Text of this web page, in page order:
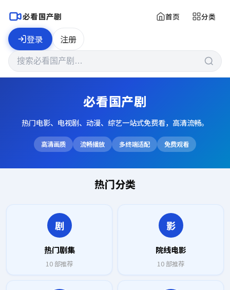
必看国产剧 首页 分类
登录 注册
必看国产剧
热门电影、电视剧、动漫、综艺一站式免费看，高清流畅。
高清画质 流畅播放 多终端适配 免费观看
热门分类
剧
热门剧集
10部推荐
影
院线电影
10部推荐